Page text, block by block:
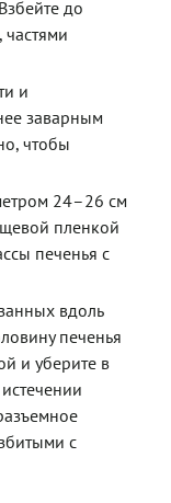
до
и
заварным
чтобы
24–26 см
пленкой
печенья с
вдоль
печенья
и уберите в
с